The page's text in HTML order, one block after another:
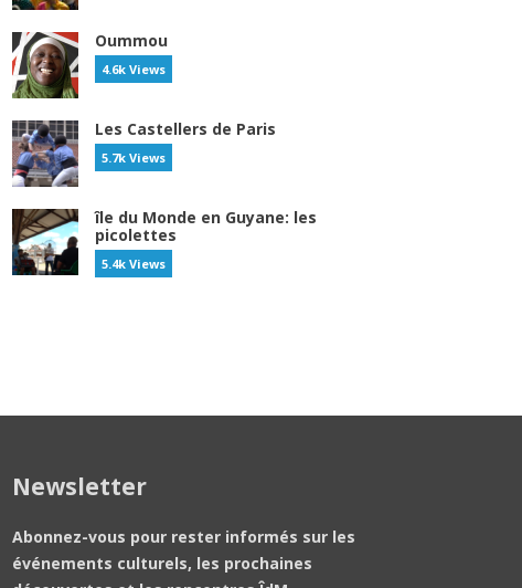
Oummou
4.6k Views
Les Castellers de Paris
5.7k Views
île du Monde en Guyane: les
picolettes
5.4k Views
Newsletter
Abonnez-vous pour rester informés sur les
événements culturels, les prochaines